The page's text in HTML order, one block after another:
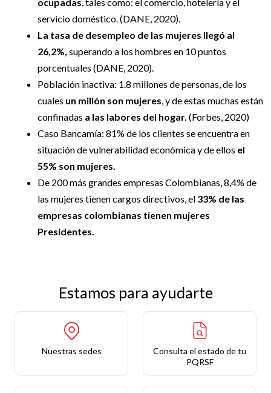
servicio doméstico. (DANE, 2020).
La tasa de desempleo de las mujeres llegó al
26,2%, superando a los hombres en 10 puntos
porcentuales (DANE, 2020).
Población inactiva: 1.8 millones de personas, de los
cuales un millón son mujeres, y de estas muchas están
confinadas a las labores del hogar. (Forbes, 2020)
Caso Bancamía: 81% de los clientes se encuentra en
situación de vulnerabilidad económica y de ellos el
55% son mujeres.
De 200 más grandes empresas Colombianas, 8,4% de
las mujeres tienen cargos directivos, el 33% de las
empresas colombianas tienen mujeres
Presidentes.
Estamos para ayudarte
Nuestras sedes
Consulta el estado de tu
PQRSF